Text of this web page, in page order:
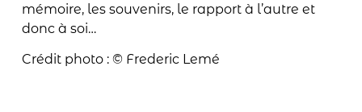
mémoire, les souvenirs, le rapport à l’autre et
donc à soi…
Crédit photo : © Frederic Lemé